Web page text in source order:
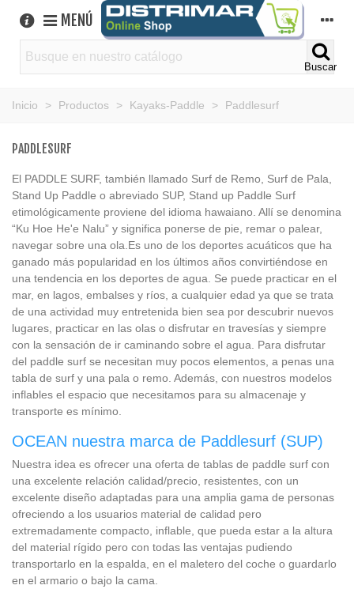
MENÚ
Buscar
Inicio > Productos > Kayaks-Paddle > Paddlesurf
PADDLESURF
El PADDLE SURF, también llamado Surf de Remo, Surf de Pala,
Stand Up Paddle o abreviado SUP, Stand up Paddle Surf
etimológicamente proviene del idioma hawaiano. Allí se denomina
“Ku Hoe He'e Nalu” y significa ponerse de pie, remar o palear,
navegar sobre una ola.Es uno de los deportes acuáticos que ha
ganado más popularidad en los últimos años convirtiéndose en
una tendencia en los deportes de agua. Se puede practicar en el
mar, en lagos, embalses y ríos, a cualquier edad ya que se trata
de una actividad muy entretenida bien sea por descubrir nuevos
lugares, practicar en las olas o disfrutar en travesías y siempre
con la sensación de ir caminando sobre el agua. Para disfrutar
del paddle surf se necesitan muy pocos elementos, a penas una
tabla de surf y una pala o remo. Además, con nuestros modelos
inflables el espacio que necesitamos para su almacenaje y
transporte es mínimo.
OCEAN nuestra marca de Paddlesurf (SUP)
Nuestra idea es ofrecer una oferta de tablas de paddle surf con
una excelente relación calidad/precio, resistentes, con un
excelente diseño adaptadas para una amplia gama de personas
ofreciendo a los usuarios material de calidad pero
extremadamente compacto, inflable, que pueda estar a la altura
del material rígido pero con todas las ventajas pudiendo
transportarlo en la espalda, en el maletero del coche o guardarlo
en el armario o bajo la cama.